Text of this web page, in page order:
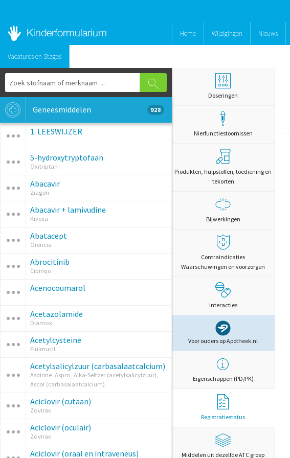
Home Wijzigingen Nieuws
Vacatures en Stages
Geneesmiddelen 928
1. LEESWIJZER
5-hydroxytryptofaan
Oxitriptan
Abacavir
Ziagen
Abacavir + lamivudine
Kivexa
Abatacept
Orencia
Abrocitinib
Cibinqo
Acenocoumarol
Acetazolamide
Diamox
Acetylcysteine
Fluimucil
Acetylsalicylzuur (carbasalaatcalcium)
Aspirine, Aspro, Alka-Seltzer (acetylsalicylzuur),
Ascal (carbasalaatcalcium)
Aciclovir (cutaan)
Zovirax
Aciclovir (oculair)
Zovirax
Aciclovir (oraal en intraveneus)
Doseringen
Nierfunctiestoornissen
Produkten, hulpstoffen, toediening en
tekorten
Bijwerkingen
Contraindicaties
Waarschuwingen en voorzorgen
Interacties
Voor ouders op Apotheek.nl
Eigenschappen (PD/PK)
Registratiestatus
Middelen uit dezelfde ATC groep